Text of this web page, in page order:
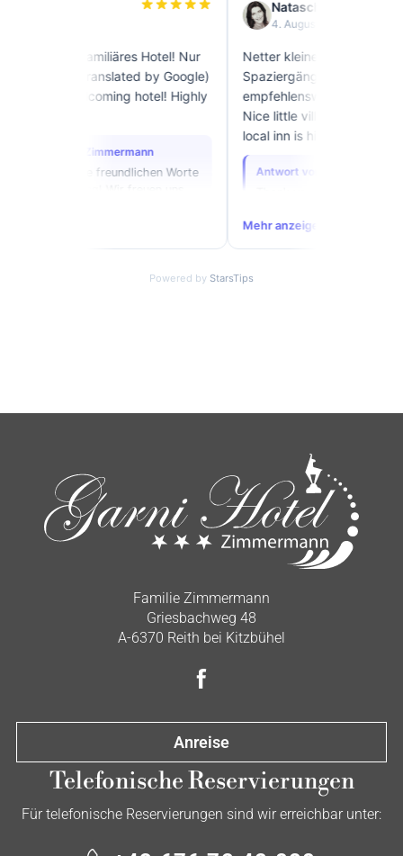
Familie Zimmermann
Griesbachweg 48
A-6370 Reith bei Kitzbühel
Anreise
Telefonische Reservierungen
Für telefonische Reservierungen sind wir erreichbar unter: